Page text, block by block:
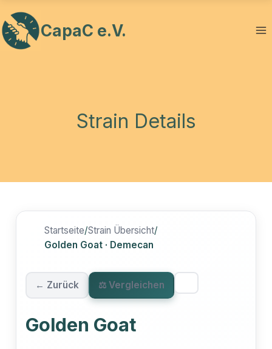
Inhalt
springen
CapaC e.V.
Strain Details
Startseite/Strain Übersicht/
Golden Goat · Demecan
← Zurück ⚖ Vergleichen
Golden Goat